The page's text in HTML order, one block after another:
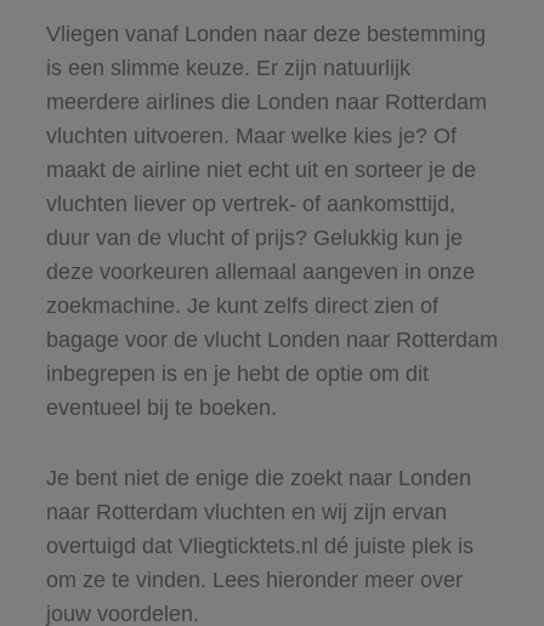
Vliegen vanaf Londen naar deze bestemming
is een slimme keuze. Er zijn natuurlijk
meerdere airlines die Londen naar Rotterdam
vluchten uitvoeren. Maar welke kies je? Of
maakt de airline niet echt uit en sorteer je de
vluchten liever op vertrek- of aankomsttijd,
duur van de vlucht of prijs? Gelukkig kun je
deze voorkeuren allemaal aangeven in onze
zoekmachine. Je kunt zelfs direct zien of
bagage voor de vlucht Londen naar Rotterdam
inbegrepen is en je hebt de optie om dit
eventueel bij te boeken.
Je bent niet de enige die zoekt naar Londen
naar Rotterdam vluchten en wij zijn ervan
overtuigd dat Vliegticktets.nl dé juiste plek is
om ze te vinden. Lees hieronder meer over
jouw voordelen.